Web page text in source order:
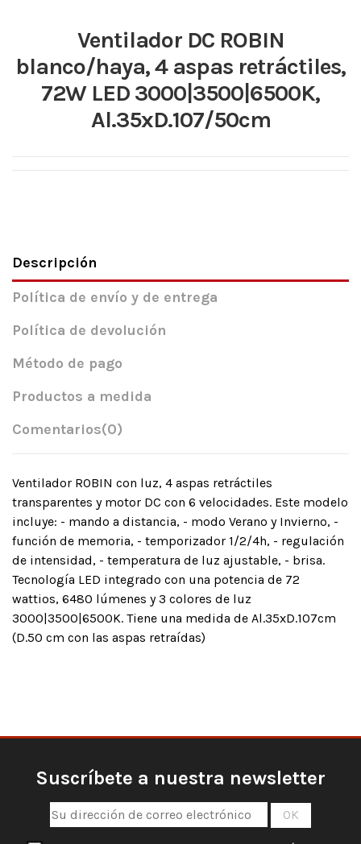
Ventilador DC ROBIN
blanco/haya, 4 aspas retráctiles,
72W LED 3000|3500|6500K,
Al.35xD.107/50cm
Descripción
Política de envío y de entrega
Política de devolución
Método de pago
Productos a medida
Comentarios(0)
Ventilador ROBIN con luz, 4 aspas retráctiles
transparentes y motor DC con 6 velocidades. Este modelo
incluye: - mando a distancia, - modo Verano y Invierno, -
función de memoria, - temporizador 1/2/4h, - regulación
de intensidad, - temperatura de luz ajustable, - brisa.
Tecnología LED integrado con una potencia de 72
wattios, 6480 lúmenes y 3 colores de luz
3000|3500|6500K. Tiene una medida de Al.35xD.107cm
(D.50 cm con las aspas retraídas)
Suscríbete a nuestra newsletter